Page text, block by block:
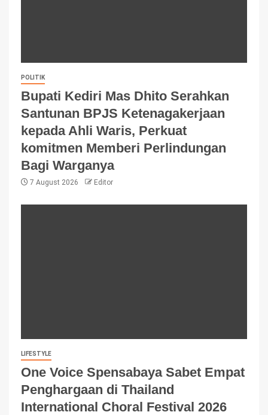
POLITIK
Bupati Kediri Mas Dhito Serahkan
Santunan BPJS Ketenagakerjaan
kepada Ahli Waris, Perkuat
komitmen Memberi Perlindungan
Bagi Warganya
7 August 2026 Editor
LIFESTYLE
One Voice Spensabaya Sabet Empat
Penghargaan di Thailand
International Choral Festival 2026